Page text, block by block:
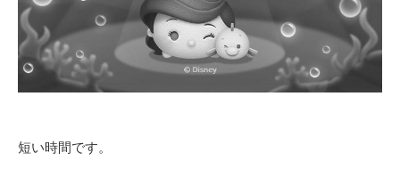
短い時間です。